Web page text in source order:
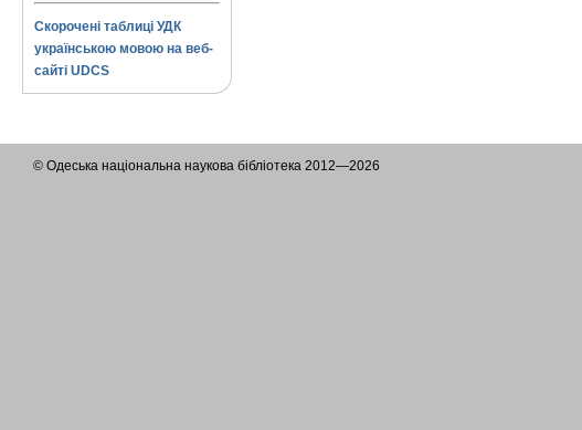
Скорочені таблиці УДК
українською мовою на веб-
сайті UDCS
© Одеська національна наукова бібліотека 2012—2026